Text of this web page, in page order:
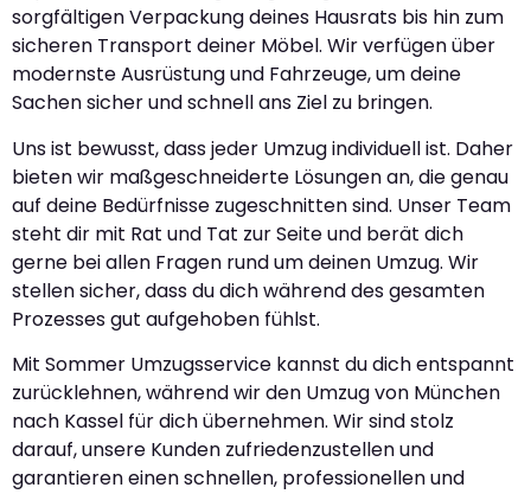
sorgfältigen Verpackung deines Hausrats bis hin zum
sicheren Transport deiner Möbel. Wir verfügen über
modernste Ausrüstung und Fahrzeuge, um deine
Sachen sicher und schnell ans Ziel zu bringen.
Uns ist bewusst, dass jeder Umzug individuell ist. Daher
bieten wir maßgeschneiderte Lösungen an, die genau
auf deine Bedürfnisse zugeschnitten sind. Unser Team
steht dir mit Rat und Tat zur Seite und berät dich
gerne bei allen Fragen rund um deinen Umzug. Wir
stellen sicher, dass du dich während des gesamten
Prozesses gut aufgehoben fühlst.
Mit Sommer Umzugsservice kannst du dich entspannt
zurücklehnen, während wir den Umzug von München
nach Kassel für dich übernehmen. Wir sind stolz
darauf, unsere Kunden zufriedenzustellen und
garantieren einen schnellen, professionellen und